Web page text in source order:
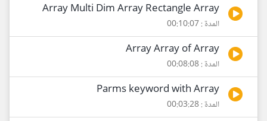
Array Multi Dim Array Rectangle Array
المدة : 00:10:07
Array Array of Array
المدة : 00:08:08
Parms keyword with Array
المدة : 00:03:28